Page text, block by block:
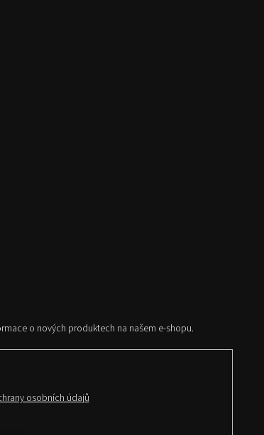
o nových produktech na našem e-shopu.
osobních údajů